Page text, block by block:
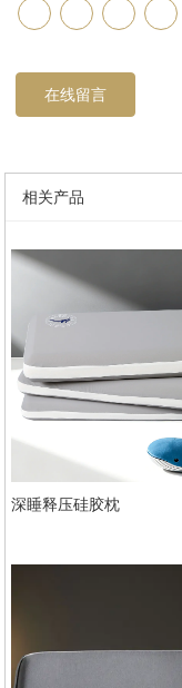
在线留言
相关产品
深睡释压硅胶枕